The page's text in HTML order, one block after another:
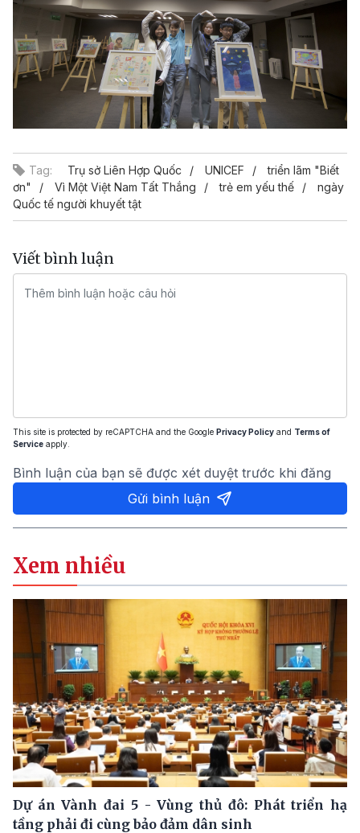
Tag: Trụ sở Liên Hợp Quốc UNICEF
triển lãm "Biết
ơn"
Vì Một Việt Nam Tất Thắng trẻ em yếu thế
ngày
Quốc tế người khuyết tật
Viết bình luận
This site is protected by reCAPTCHA and the Google Privacy Policy and Terms of
Service apply.
Bình luận của bạn sẽ được xét duyệt trước khi đăng
Gửi bình luận
Xem nhiều
Dự án Vành đai 5 - Vùng thủ đô: Phát triển hạ
tầng phải đi cùng bảo đảm dân sinh